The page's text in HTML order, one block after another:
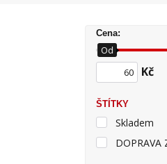
Cena:
Kč
Od
ŠTÍTKY
Skladem
DOPRAVA